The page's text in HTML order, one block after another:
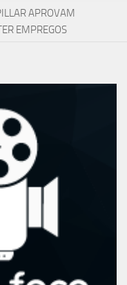
APROVAM
EMPREGOS